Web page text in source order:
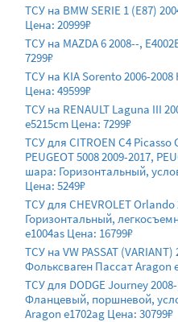
ТСУ на BMW SERIE 1 (E87)
Цена: 20999₽
ТСУ на MAZDA 6 2008--,
7299₽
ТСУ на KIA Sorento 2006-
Цена: 49599₽
ТСУ на RENAULT Laguna III
e5215cm Цена: 7299₽
ТСУ для CITROEN C4 Picasso
PEUGEOT 5008 2009-2017,
шара: Горизонтальный,
Цена: 5249₽
ТСУ для CHEVROLET
Горизонтальный,
e1004as Цена: 16799₽
ТСУ на VW PASSAT (VARIANT)
Фольксваген Пассат Aragon
ТСУ для DODGE Journey
Фланцевый, поршневой,
Aragon e1702ag Цена: 30799₽